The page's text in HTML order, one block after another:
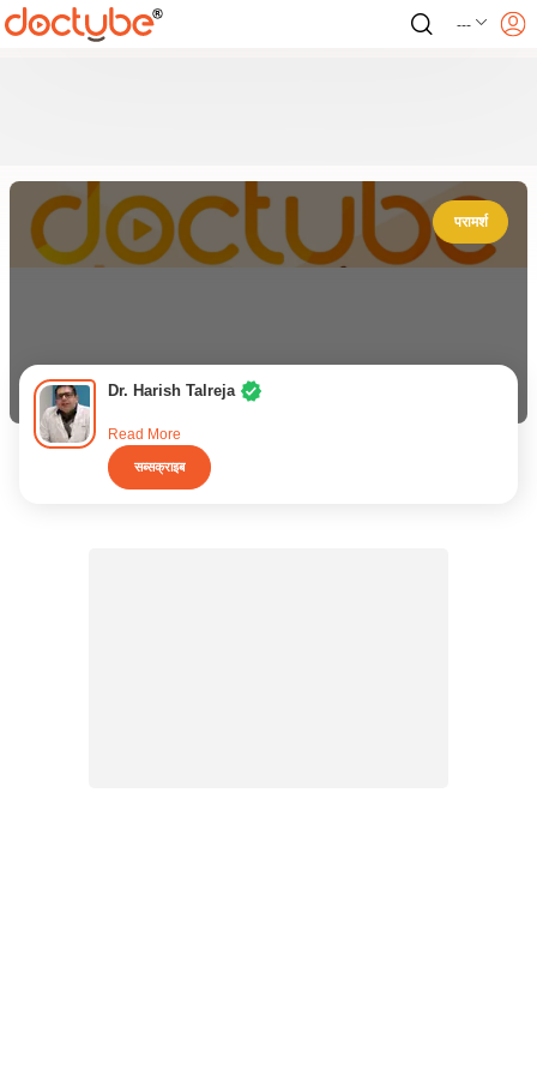
---
परामर्श
Dr. Harish Talreja
Read More
सब्सक्राइब